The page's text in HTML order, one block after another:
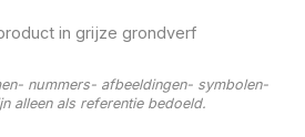
in grijze grondverf
nummers- afbeeldingen- symbolen-
alleen als referentie bedoeld.